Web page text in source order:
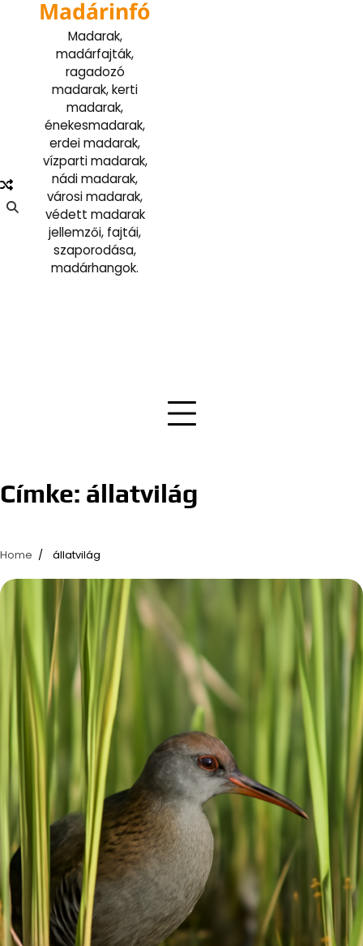
Madárinfó
Madarak,
madárfajták,
ragadozó
madarak, kerti
madarak,
énekesmadarak,
erdei madarak,
vízparti madarak,
nádi madarak,
városi madarak,
védett madarak
jellemzői, fajtái,
szaporodása,
madárhangok.
Címke: állatvilág
Home állatvilág